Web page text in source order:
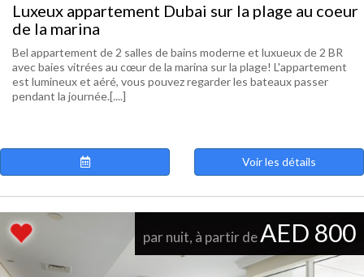
Luxeux appartement Dubai sur la plage au coeur
de la marina
Bel appartement de 2 salles de bains moderne et luxueux de 2 BR
avec baies vitrées au cœur de la marina sur la plage! L'appartement
est lumineux et aéré, vous pouvez regarder les bateaux passer
pendant la journée.[....]
Voir les détails
par nuit, à partir deAED 800